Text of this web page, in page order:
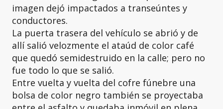
imagen dejó impactados a transeúntes y
conductores.
La puerta trasera del vehículo se abrió y de
allí salió velozmente el ataúd de color café
que quedó semidestruido en la calle; pero no
fue todo lo que se salió.
Entre vuelta y vuelta del cofre fúnebre una
bolsa de color negro también se proyectaba